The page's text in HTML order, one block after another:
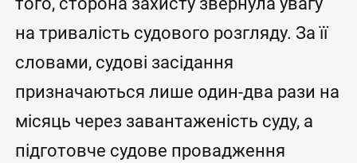
на тривалість судового розгляду. За її
словами, судові засідання
призначаються лише один-два рази на
місяць через завантаженість суду, а
підготовче судове провадження